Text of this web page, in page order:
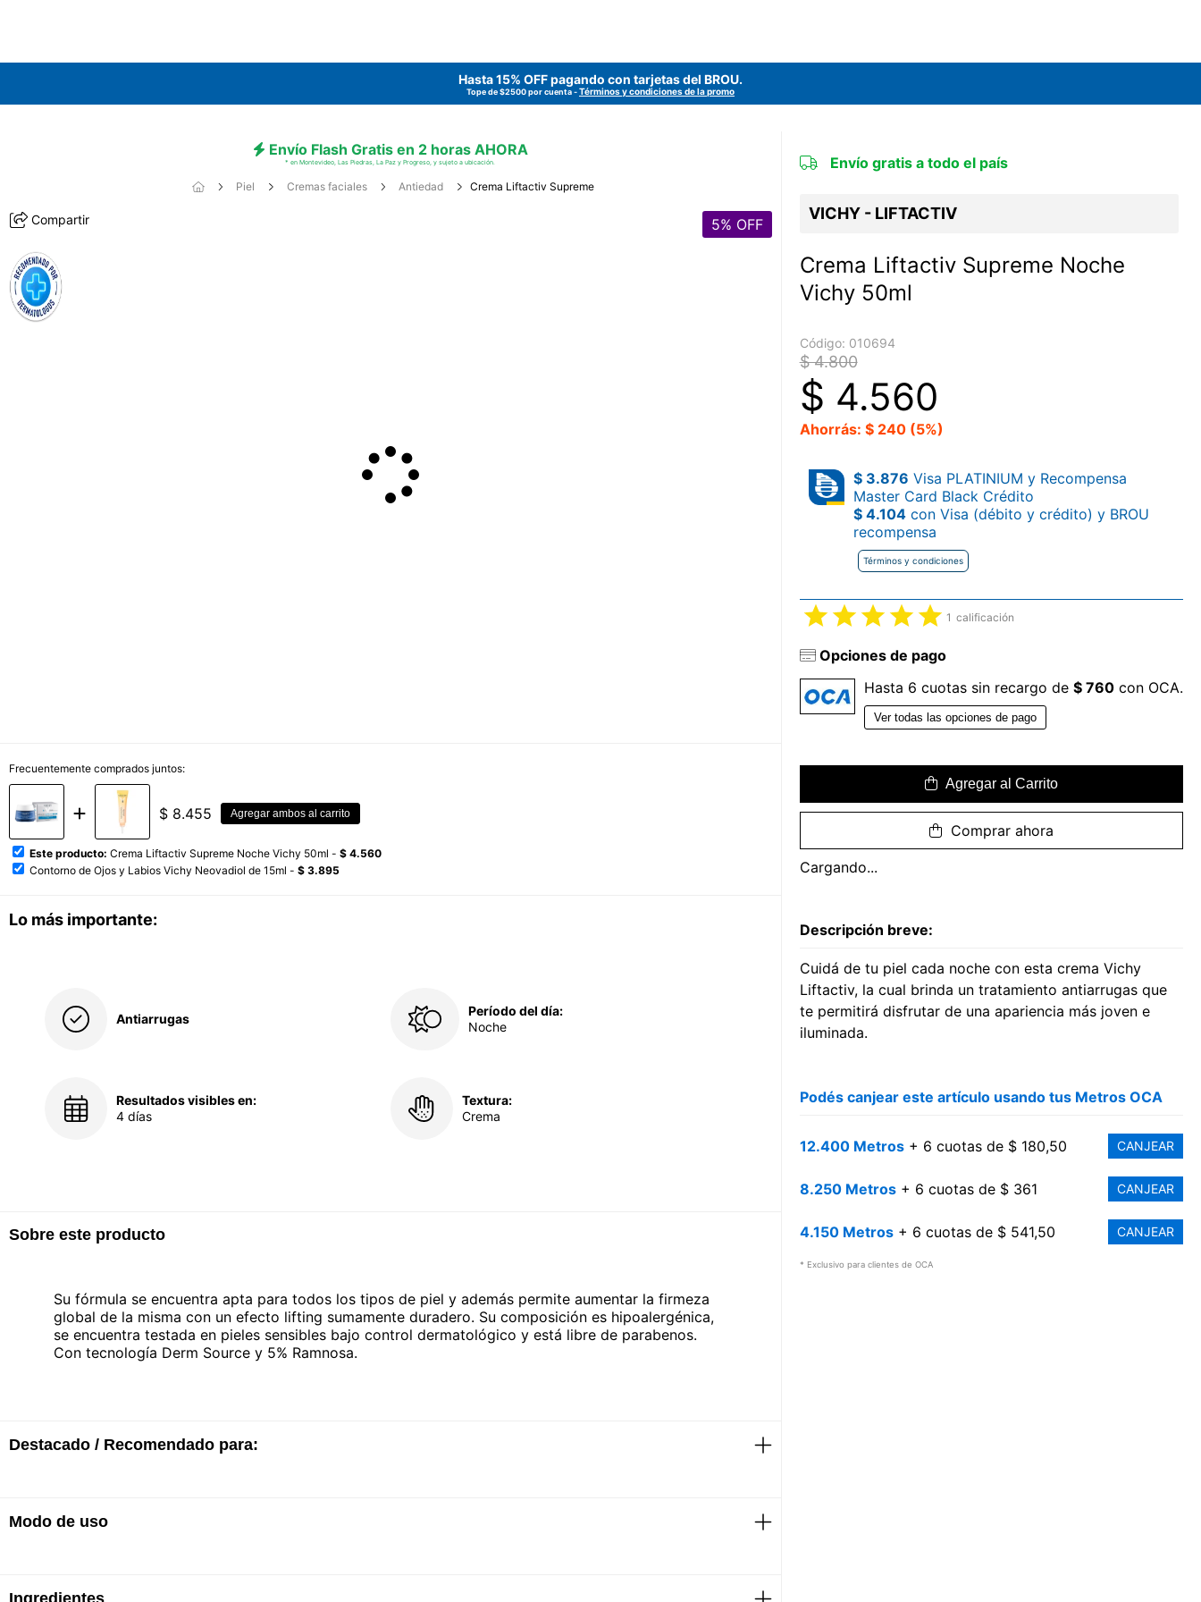
Hasta 15% OFF pagando con tarjetas del BROU.
Tope de $2500 por cuenta -Términos y condiciones de la promo
Envío Flash Gratis en 2 horas AHORA
* en Montevideo, Las Piedras, La Paz y Progreso, y sujeto a ubicación.
Piel Cremas faciales Antiedad Crema Liftactiv Supreme
Compartir 5% OFF
Frecuentemente comprados juntos:
$ 8.455 Agregar ambos al carrito
Este producto: Crema Liftactiv Supreme Noche Vichy 50ml - $ 4.560
Contorno de Ojos y Labios Vichy Neovadiol de 15ml - $ 3.895
Lo más importante:
Antiarrugas
Período del día:
Noche
Resultados visibles en:
4 días
Textura:
Crema
Sobre este producto
Su fórmula se encuentra apta para todos los tipos de piel y además permite aumentar la firmeza
global de la misma con un efecto lifting sumamente duradero. Su composición es hipoalergénica,
se encuentra testada en pieles sensibles bajo control dermatológico y está libre de parabenos.
Con tecnología Derm Source y 5% Ramnosa.
Destacado / Recomendado para:
· A partir del cuarto día la piel se aprecia visiblemente más lisa, más luminosa y más tensa
· Hipoalergénica
Modo de uso
Ingredientes
Envío gratis a todo el país
VICHY - LIFTACTIV
Crema Liftactiv Supreme Noche
Vichy 50ml
Código: 010694
$ 4.800
$ 4.560
Ahorrás: $ 240 (5%)
$ 3.876 Visa PLATINIUM y Recompensa
Master Card Black Crédito
$ 4.104con Visa (débito y crédito) y BROU
recompensa
Términos y condiciones
1 calificación
Opciones de pago
Hasta 6 cuotas sin recargo de $ 760con OCA.
Ver todas las opciones de pago
Agregar al Carrito
Comprar ahora
Cargando...
Descripción breve:
Cuidá de tu piel cada noche con esta crema Vichy
Liftactiv, la cual brinda un tratamiento antiarrugas que
te permitirá disfrutar de una apariencia más joven e
iluminada.
Podés canjear este artículo usando tus Metros OCA
12.400 Metros+ 6 cuotas de $ 180,50 CANJEAR
8.250 Metros+ 6 cuotas de $ 361 CANJEAR
4.150 Metros+ 6 cuotas de $ 541,50 CANJEAR
* Exclusivo para clientes de OCA